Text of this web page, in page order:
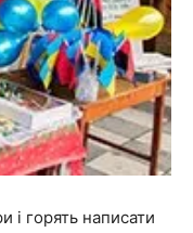
і горять написати